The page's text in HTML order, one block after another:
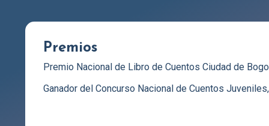
Premios
Premio Nacional de Libro de Cuentos Ciudad de
Ganador del Concurso Nacional de Cuentos